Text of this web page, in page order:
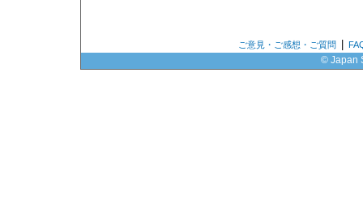
ご意見・ご感想・ご質問
© Japan